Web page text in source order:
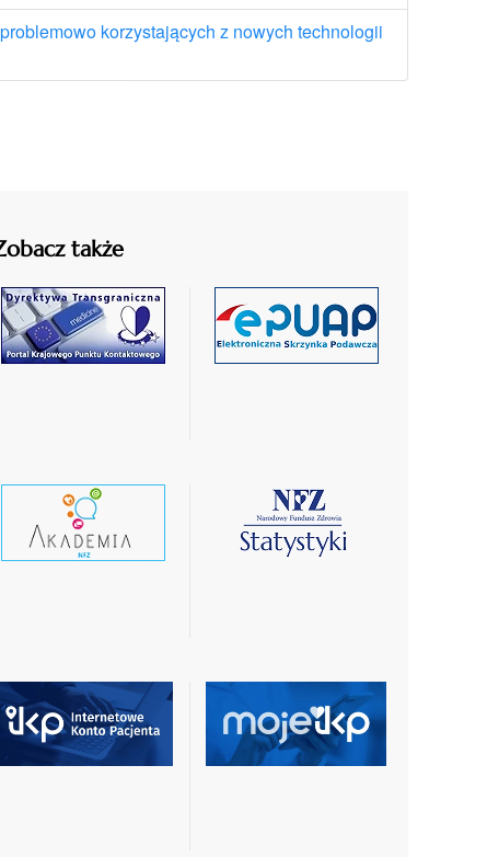
korzystających z nowych technologii
także
czytaj
czytaj
czytaj
czytaj
czytaj
czytaj